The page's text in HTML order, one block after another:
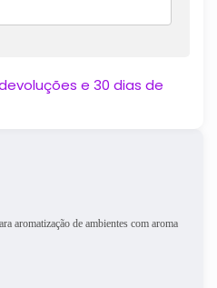
aromatização de ambientes com aroma
e 30 dias de